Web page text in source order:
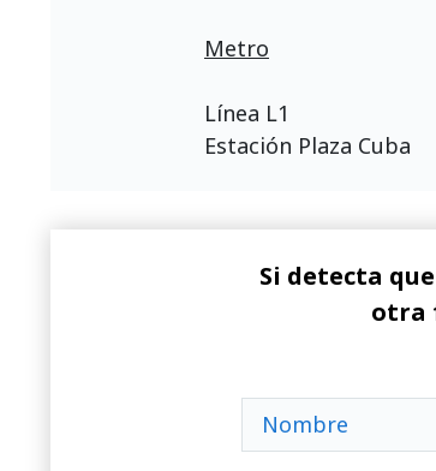
Metro
Línea L1
Estación Plaza Cuba
Si detecta
otra